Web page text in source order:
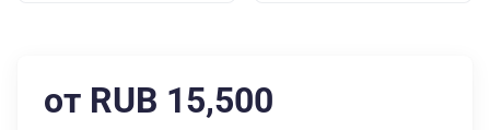
от RUB 15,500